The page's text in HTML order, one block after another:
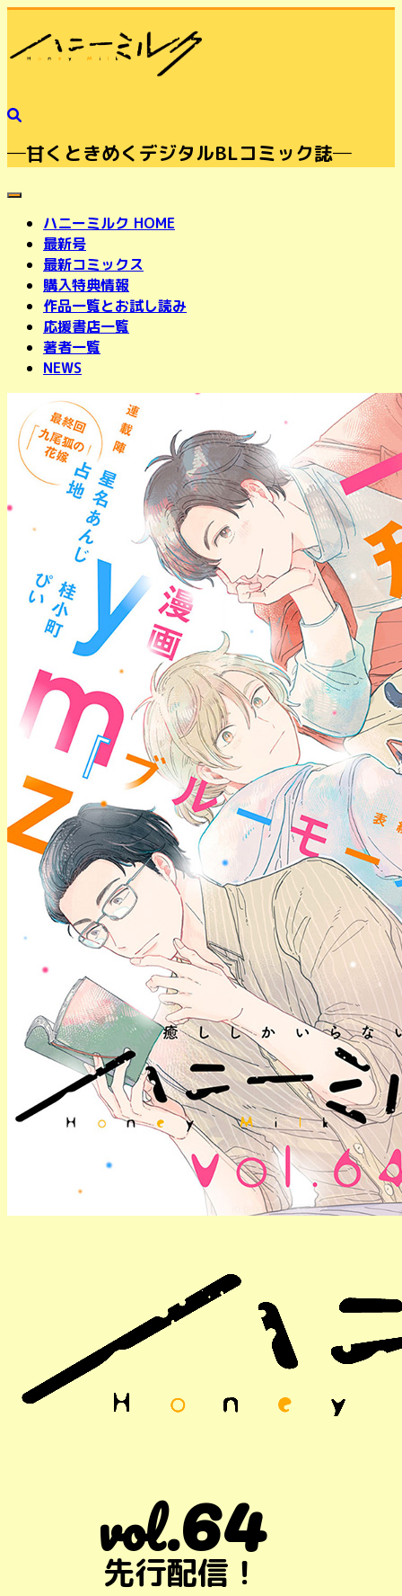
─甘くときめくデジタルBLコミック誌─
toggle navigation
ハニーミルク HOME
最新号
最新コミックス
購入特典情報
作品一覧とお試し読み
応援書店一覧
著者一覧
NEWS
vol.64
先行配信！